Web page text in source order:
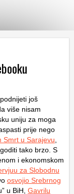
još
više nisam
uniju za moga
prije nego
Smrt u Sarajevu
tako brzo. S
i ekonomskom
za Slobodnu
osvojio Srebrnog
u BiH, Gavrilu